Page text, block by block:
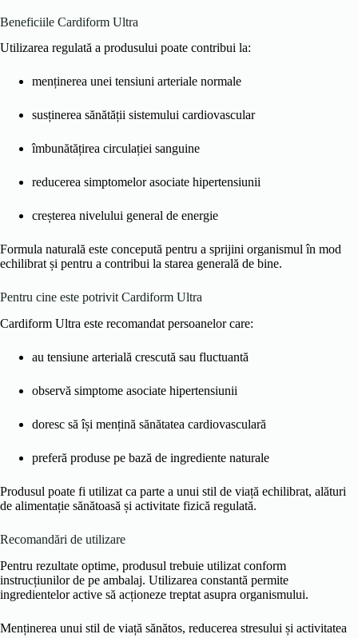
Beneficiile Cardiform Ultra
Utilizarea regulată a produsului poate contribui la:
menținerea unei tensiuni arteriale normale
susținerea sănătății sistemului cardiovascular
îmbunătățirea circulației sanguine
reducerea simptomelor asociate hipertensiunii
creșterea nivelului general de energie
Formula naturală este concepută pentru a sprijini organismul în mod
echilibrat și pentru a contribui la starea generală de bine.
Pentru cine este potrivit Cardiform Ultra
Cardiform Ultra este recomandat persoanelor care:
au tensiune arterială crescută sau fluctuantă
observă simptome asociate hipertensiunii
doresc să își mențină sănătatea cardiovasculară
preferă produse pe bază de ingrediente naturale
Produsul poate fi utilizat ca parte a unui stil de viață echilibrat, alături
de alimentație sănătoasă și activitate fizică regulată.
Recomandări de utilizare
Pentru rezultate optime, produsul trebuie utilizat conform
instrucțiunilor de pe ambalaj. Utilizarea constantă permite
ingredientelor active să acționeze treptat asupra organismului.
Menținerea unui stil de viață sănătos, reducerea stresului și activitatea